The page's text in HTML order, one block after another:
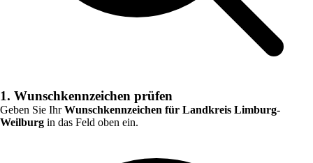
1. Wunschkennzeichen prüfen
Geben Sie IhrWunschkennzeichen für Landkreis Limburg-
Weilburg in das Feld oben ein.